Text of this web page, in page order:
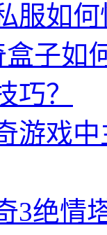
服如
子如
巧？
游戏
3绝情